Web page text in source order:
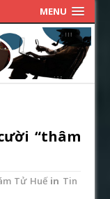
MENU
“thâm
Tử Huếin Tin